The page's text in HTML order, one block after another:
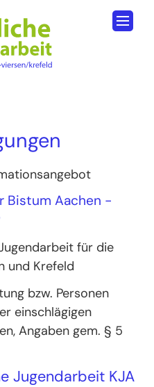
Bistum Aachen -
für die
und Krefeld
bzw. Personen
einschlägigen
Angaben gem. § 5
Jugendarbeit KJA